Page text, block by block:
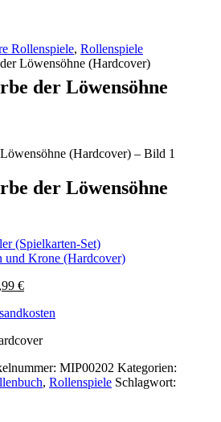
Rollenspiele, Rollenspiele
Löwensöhne (Hardcover)
der Löwensöhne
(Spielkarten-Set)
und Krone (Hardcover)
€Aktueller
ist:
MIP00202 Kategorien:
, Rollenspiele Schlagwort: